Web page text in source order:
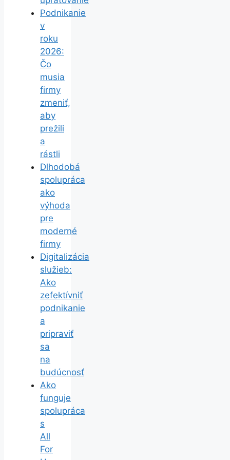
Podnikanie
v
roku
2026:
Čo
musia
firmy
zmeniť,
aby
prežili
a
rástli
Dlhodobá
spolupráca
ako
výhoda
pre
moderné
firmy
Digitalizácia
služieb:
Ako
zefektívniť
podnikanie
a
pripraviť
sa
na
budúcnosť
Ako
funguje
spolupráca
s
All
For